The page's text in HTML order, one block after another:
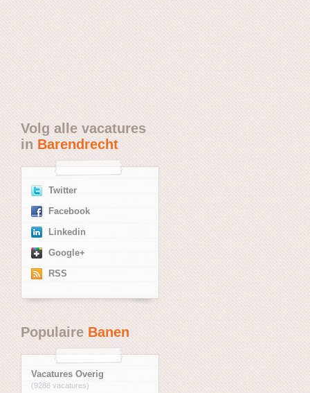
Volg alle vacatures
in Barendrecht
Twitter
Facebook
Linkedin
Google+
RSS
PopulaireBanen
Vacatures Overig
(9288 vacatures)